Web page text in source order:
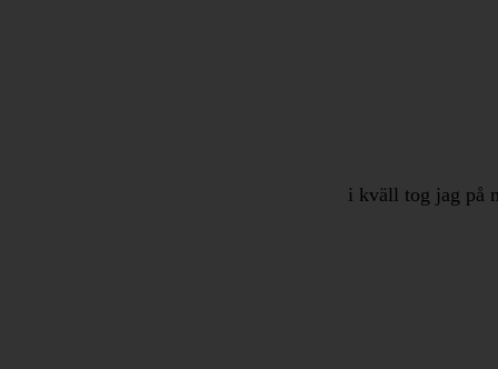
i kväll tog jag på